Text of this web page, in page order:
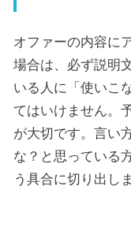
オファーの内容に
場合は、必ず説明
いる人に「使いこ
てはいけません。
が大切です。言い
な？と思っている
う具合に切り出し